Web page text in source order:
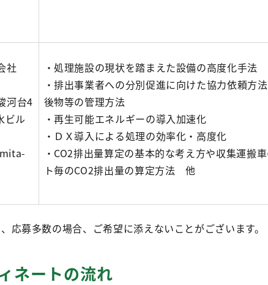
社
河台4
ビル
・処理施設の現状を踏まえた設備の高度化手法
・排出事業者への分別促進に向けた協力依頼方
後物等の管理方法
・再生可能エネルギーの導入加速化
・ＤＸ導入による処理の効率化・高度化
・CO2排出量算定の基本的な考え方や収集運搬
ト毎のCO2排出量の算定方法 他
応募多数の場合、ご希望に添えないことがございます。
ネートの流れ